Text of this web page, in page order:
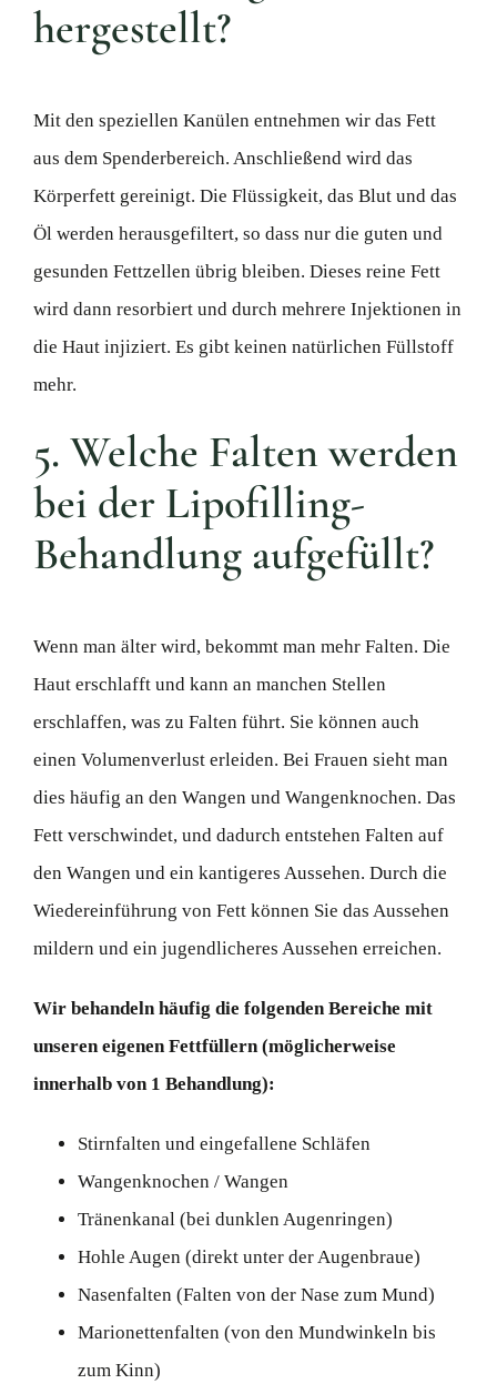
hergestellt?
Mit den speziellen Kanülen entnehmen wir das Fett
aus dem Spenderbereich. Anschließend wird das
Körperfett gereinigt. Die Flüssigkeit, das Blut und das
Öl werden herausgefiltert, so dass nur die guten und
gesunden Fettzellen übrig bleiben. Dieses reine Fett
wird dann resorbiert und durch mehrere Injektionen in
die Haut injiziert. Es gibt keinen natürlichen Füllstoff
mehr.
5. Welche Falten werden
bei der Lipofilling-
Behandlung aufgefüllt?
Wenn man älter wird, bekommt man mehr Falten. Die
Haut erschlafft und kann an manchen Stellen
erschlaffen, was zu Falten führt. Sie können auch
einen Volumenverlust erleiden. Bei Frauen sieht man
dies häufig an den Wangen und Wangenknochen. Das
Fett verschwindet, und dadurch entstehen Falten auf
den Wangen und ein kantigeres Aussehen. Durch die
Wiedereinführung von Fett können Sie das Aussehen
mildern und ein jugendlicheres Aussehen erreichen.
Wir behandeln häufig die folgenden Bereiche mit
unseren eigenen Fettfüllern (möglicherweise
innerhalb von 1 Behandlung):
Stirnfalten und eingefallene Schläfen
Wangenknochen / Wangen
Tränenkanal (bei dunklen Augenringen)
Hohle Augen (direkt unter der Augenbraue)
Nasenfalten (Falten von der Nase zum Mund)
Marionettenfalten (von den Mundwinkeln bis
zum Kinn)